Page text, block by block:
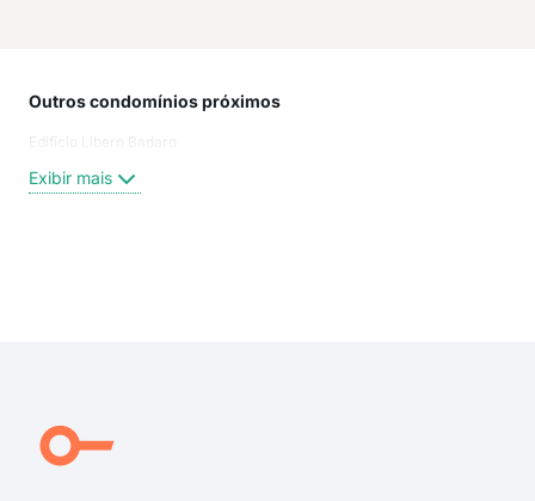
Outros condomínios próximos
Edifício Libero Badaro
Exibir mais